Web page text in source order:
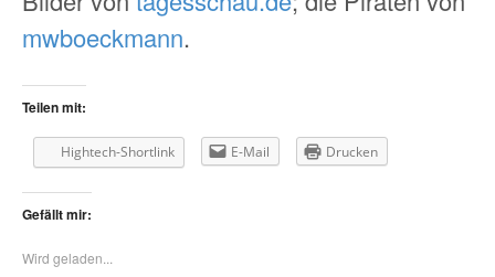
mwboeckmann.
Teilen mit:
Hightech-Shortlink E-Mail Drucken
Gefällt mir:
Wird geladen...